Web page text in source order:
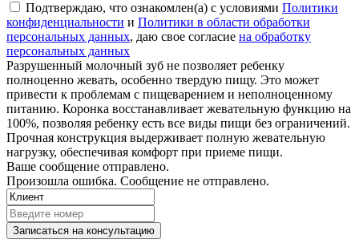
Подтверждаю, что ознакомлен(а) с условиями Политики
конфиденциальности и Политики в области обработки
персональных данных, даю свое согласие на обработку
персональных данных
Разрушенный молочный зуб не позволяет ребенку
полноценно жевать, особенно твердую пищу. Это может
привести к проблемам с пищеварением и неполноценному
питанию. Коронка восстанавливает жевательную функцию на
100%, позволяя ребенку есть все виды пищи без ограничений.
Прочная конструкция выдерживает полную жевательную
нагрузку, обеспечивая комфорт при приеме пищи.
Ваше сообщение отправлено.
Произошла ошибка. Сообщение не отправлено.
Записаться на консультацию